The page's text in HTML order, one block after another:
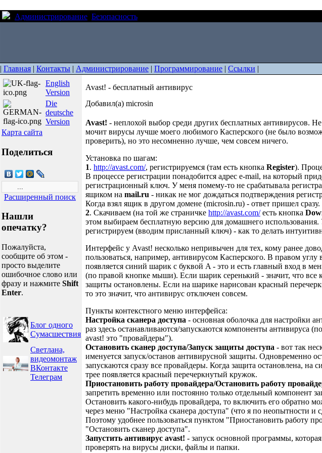
Администрирование Безопасность
| Главная | Контакты | Администрирование | Программирование | Ссылки |
English
Version
Die
deutsche
Version
Карта сайта
Поделиться
Расширенный поиск
Нашли
опечатку?
Пожалуйста,
сообщите об этом -
просто выделите
ошибочное слово или
фразу и нажмите Shift
Enter.
Блог одного
Сумасшествия
Светлана,
видеомонтаж
ВКонтакте
Телеграм
Avast! - бесплатный антивирус
Добавил(а) microsin
Avast! - неплохой выбор среди других бесплатных антивирусов.
мочит вирусы лучше моего любимого Касперского (не было
проверить), но это несомненно лучше, чем совсем ничего.
Установка по шагам:
1. http://avast.com/, регистрируемся (там есть кнопка Register).
В процессе регистрации понадобится адрес e-mail, на который
регистрационный ключ. У меня помему-то не срабатывала
ящиком на mail.ru - никак не мог дождаться подтверждения
Когда взял ящик в другом домене (microsin.ru) - ответ пришел сразу.
2. Скачиваем (на той же страничке http://avast.com/есть кнопка
этом выбираем бесплатную версию для домашнего использования.
регистрируем (вводим присланный ключ) - как то делать
Интерфейс у Avast! несколько непривычен для тех, кому ранее
пользоваться, например, антивирусом Касперского. В правом углу
появляется синий шарик с буквой A - это и есть главный вход в
(по правой кнопке мыши). Если шарик серенький - значит, что все
защиты остановлены. Если на шарике нарисован красный
то это значит, что антивирус отключен совсем.
Пункты контекстного меню интерфейса:
Настройка сканера доступа - основная оболочка для настройки
раз здесь останавливаются/запускаются компоненты антивируса
avast! это "провайдеры").
Остановить сканер доступа/Запуск защиты доступа - вот так
именуется запуск/останов антивирусной защиты. Одновременно
запускаются сразу все провайдеры. Когда защита остановлена, на
трее появляется красный перечеркнутый кружок.
Приостановить работу провайдера/Остановить работу
запретить временно или постоянно только отдельный компонент
Остановить какого-нибудь провайдера, то включить его обратно
через меню "Настройка сканера доступа" (что я по неопытности и
Поэтому удобнее пользоваться пунктом "Приостановить работу
"Остановить сканер доступа".
Запустить антивирус avast! - запуск основной программы, которая
проверять на вирусы диски, файлы и папки.